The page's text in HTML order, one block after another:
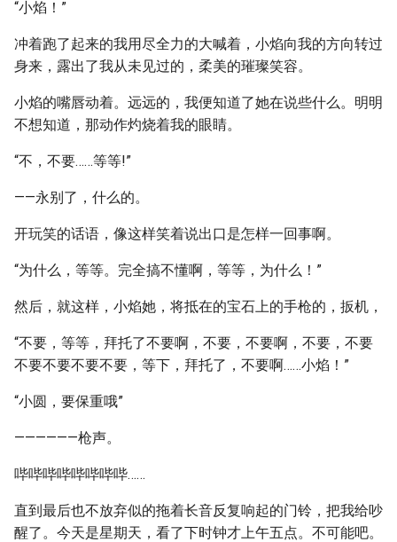
“小焰！”
冲着跑了起来的我用尽全力的大喊着，小焰向我的方向转过
身来，露出了我从未见过的，柔美的璀璨笑容。
小焰的嘴唇动着。远远的，我便知道了她在说些什么。明明
不想知道，那动作灼烧着我的眼睛。
“不，不要……等等!”
——永别了，什么的。
开玩笑的话语，像这样笑着说出口是怎样一回事啊。
“为什么，等等。完全搞不懂啊，等等，为什么！”
然后，就这样，小焰她，将抵在的宝石上的手枪的，扳机，
“不要，等等，拜托了不要啊，不要，不要啊，不要，不要
不要不要不要不要，等下，拜托了，不要啊……小焰！”
“小圆，要保重哦”
——————枪声。
哔哔哔哔哔哔哔哔……
直到最后也不放弃似的拖着长音反复响起的门铃，把我给吵
醒了。今天是星期天，看了下时钟才上午五点。不可能吧。